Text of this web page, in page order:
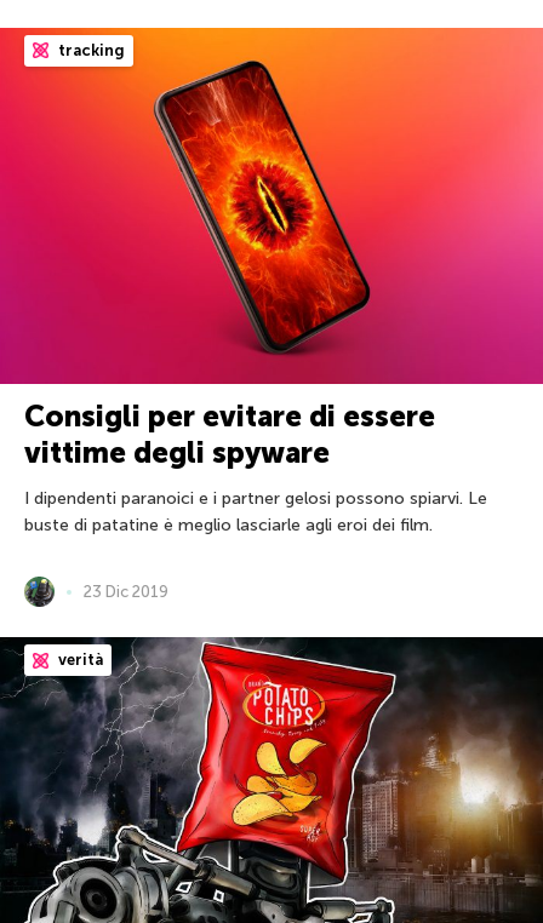
tracking
Consigli per evitare di essere
vittime degli spyware
I dipendenti paranoici e i partner gelosi possono spiarvi. Le
buste di patatine è meglio lasciarle agli eroi dei film.
23 Dic 2019
verità